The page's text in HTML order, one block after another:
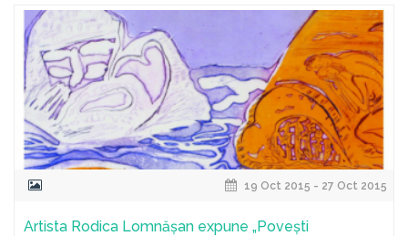
19 Oct 2015 - 27 Oct 2015
Artista Rodica Lomnășan expune „Povești